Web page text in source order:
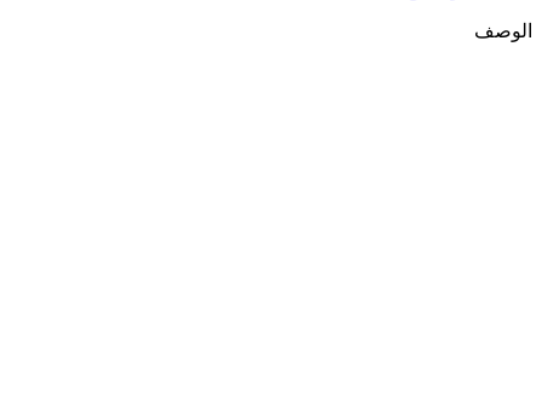
الوصف